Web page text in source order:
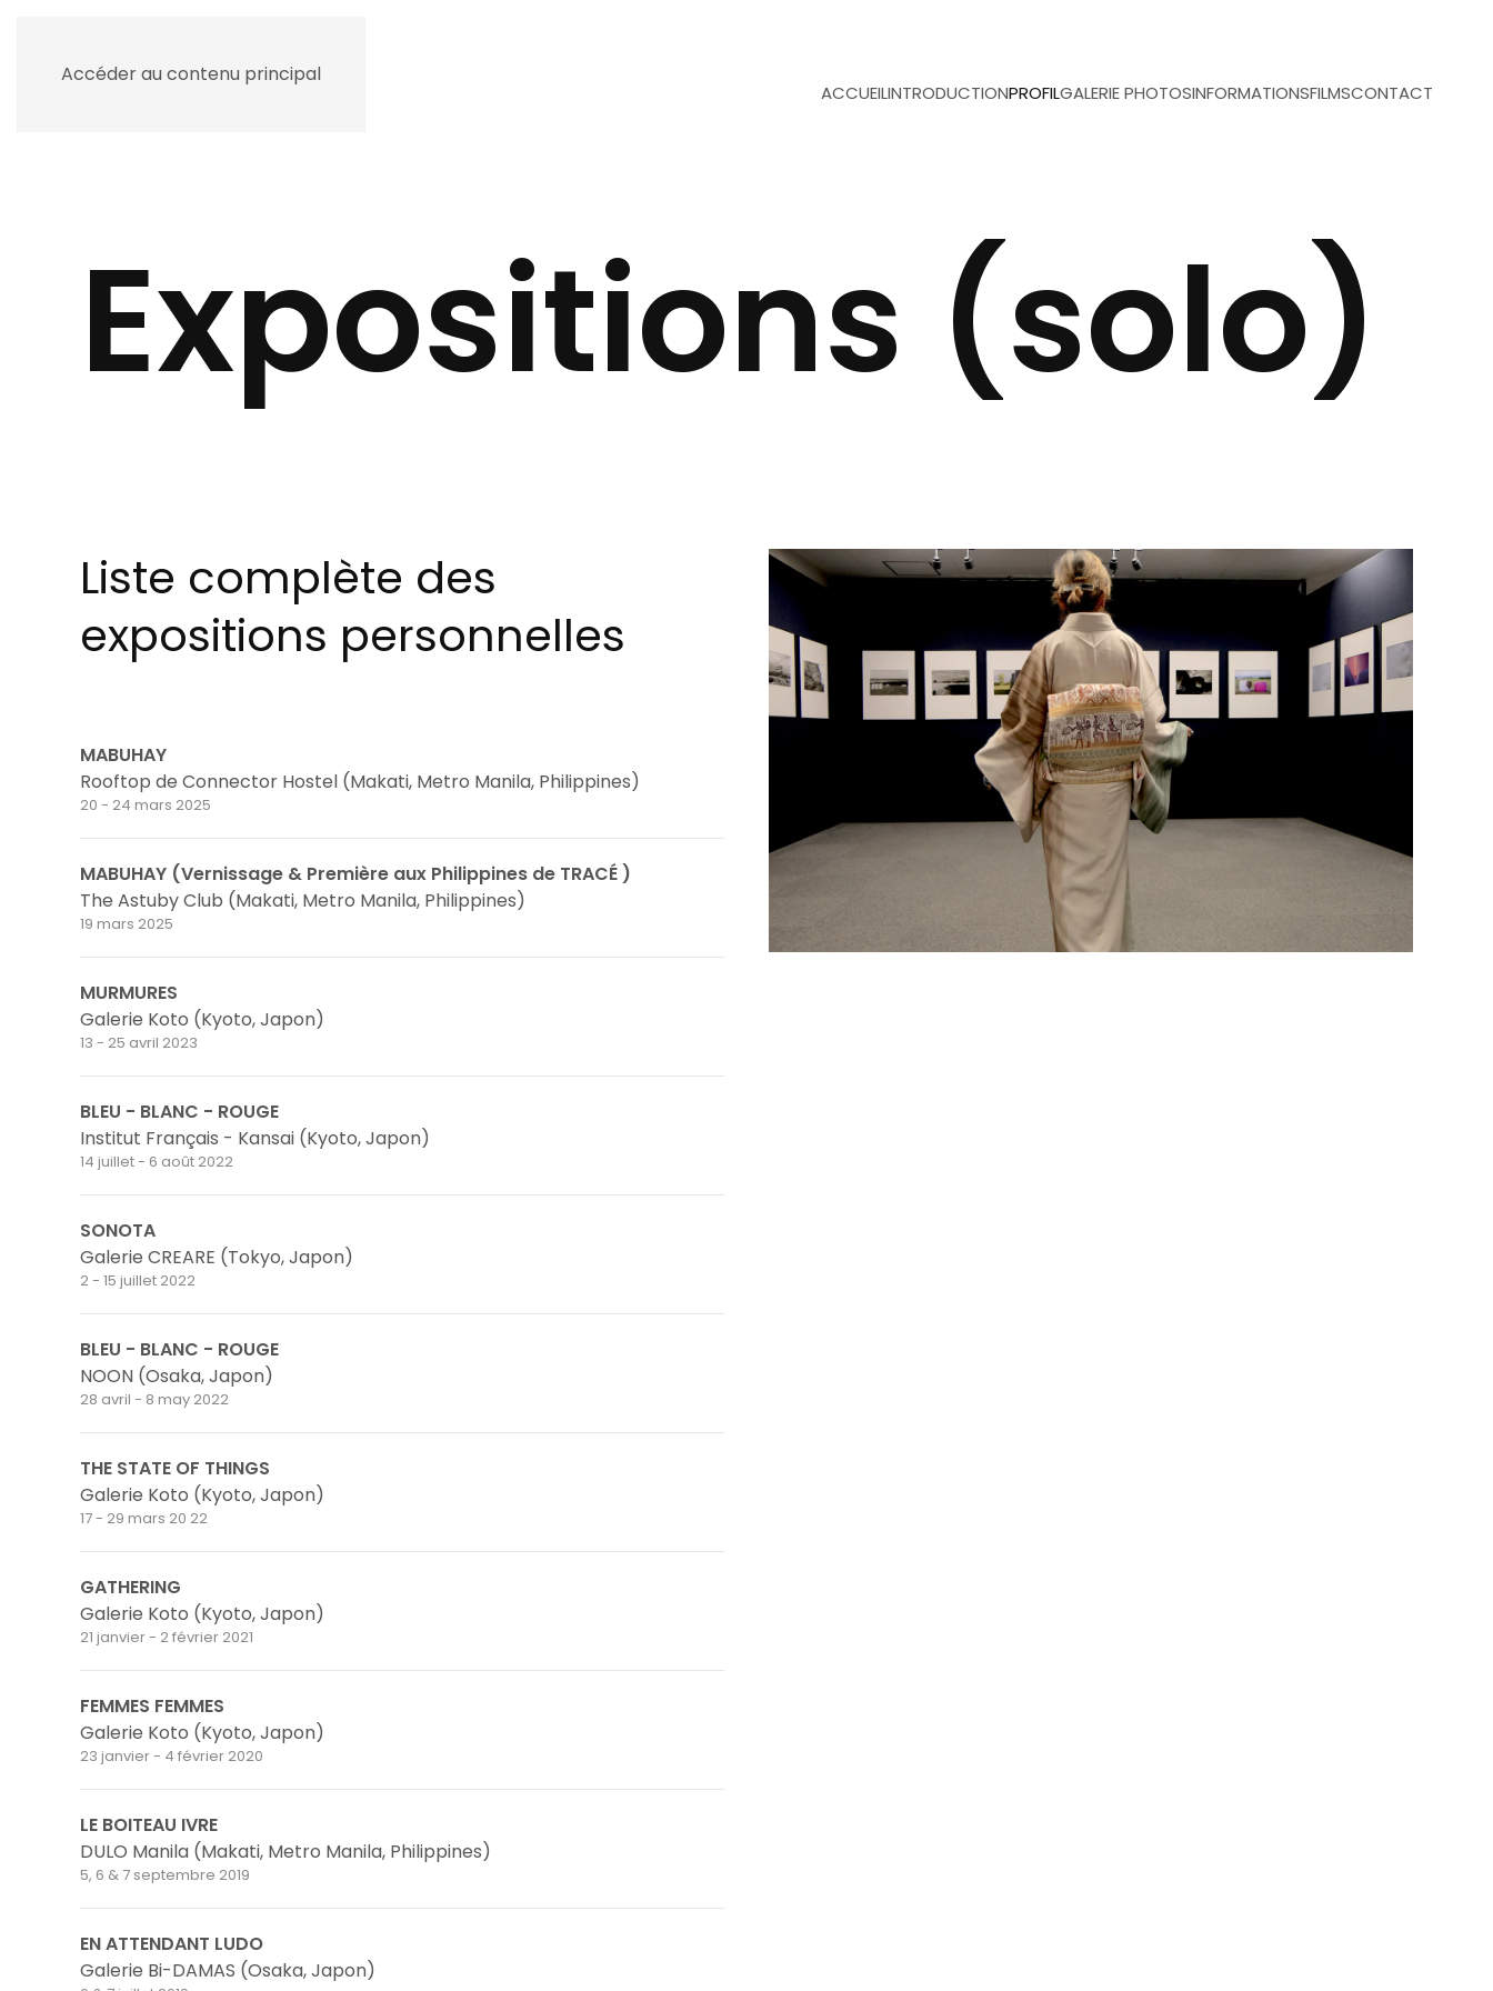
Accéder au contenu principal
PATRICE BOITEAU ACCUEILINTRODUCTIONPROFILGALERIE PHOTOSINFORMATIONSFILMSCONTACT
Expositions (solo)
Liste complète des
expositions personnelles
MABUHAY
Rooftop de Connector Hostel (Makati, Metro Manila, Philippines)
20 - 24 mars 2025
MABUHAY (Vernissage & Première aux Philippines de TRACÉ )
The Astuby Club (Makati, Metro Manila, Philippines)
19 mars 2025
MURMURES
Galerie Koto (Kyoto, Japon)
13 - 25 avril 2023
BLEU - BLANC - ROUGE
Institut Français - Kansai (Kyoto, Japon)
14 juillet - 6 août 2022
SONOTA
Galerie CREARE (Tokyo, Japon)
2 - 15 juillet 2022
BLEU - BLANC - ROUGE
NOON (Osaka, Japon)
28 avril - 8 may 2022
THE STATE OF THINGS
Galerie Koto (Kyoto, Japon)
17 - 29 mars 20 22
GATHERING
Galerie Koto (Kyoto, Japon)
21 janvier - 2 février 2021
FEMMES FEMMES
Galerie Koto (Kyoto, Japon)
23 janvier - 4 février 2020
LE BOITEAU IVRE
DULO Manila (Makati, Metro Manila, Philippines)
5, 6 & 7 septembre 2019
EN ATTENDANT LUDO
Galerie Bi-DAMAS (Osaka, Japon)